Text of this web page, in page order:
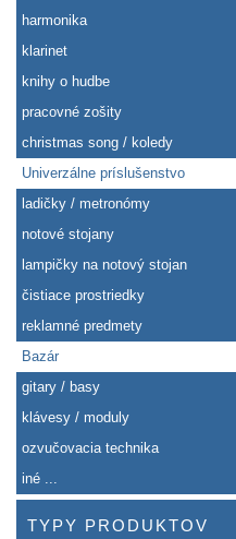
harmonika
klarinet
knihy o hudbe
pracovné zošity
christmas song / koledy
Univerzálne príslušenstvo
ladičky / metronómy
notové stojany
lampičky na notový stojan
čistiace prostriedky
reklamné predmety
Bazár
gitary / basy
klávesy / moduly
ozvučovacia technika
iné ...
TYPY PRODUKTOV